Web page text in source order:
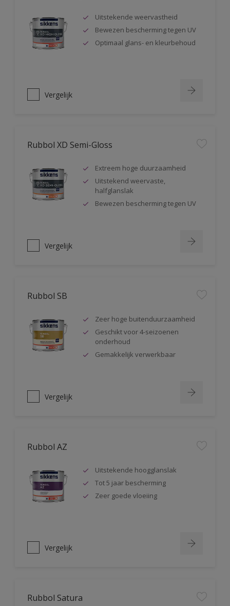
Uitstekende weervastheid
Bewezen bescherming tegen UV
Optimaal glans- en kleurbehoud
Vergelijk
Rubbol XD Semi-Gloss
Extreem hoge duurzaamheid
Uitstekend weervaste,
halfglanslak
Bewezen bescherming tegen UV
Vergelijk
Rubbol SB
Zeer hoge buitenduurzaamheid
Geschikt voor 4-seizoenen
onderhoud
Gemakkelijk verwerkbaar
Vergelijk
Rubbol AZ
Uitstekende hoogglanslak
Tot 5 jaar bescherming
Zeer goede vloeiing
Vergelijk
Rubbol Satura